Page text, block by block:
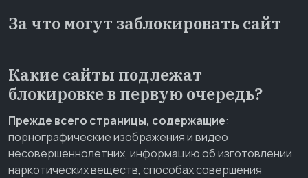
За что могут заблокировать сайт
Какие сайты подлежат
блокировке в первую очередь?
Прежде всего страницы, содержащие:
порнографические изображения и видео
несовершеннолетних, информацию об изготовлении
наркотических веществ, способах совершения